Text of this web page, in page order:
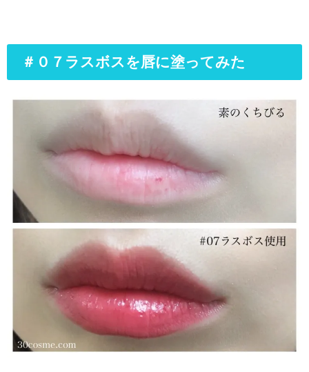
＃０７ラスボスを唇に塗ってみた